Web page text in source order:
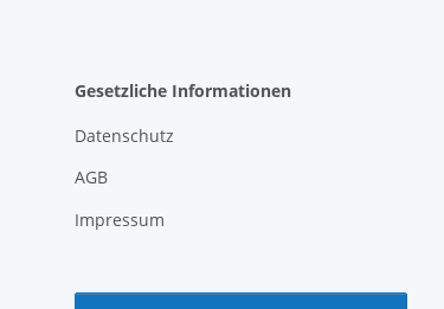
Gesetzliche Informationen
Datenschutz
AGB
Impressum